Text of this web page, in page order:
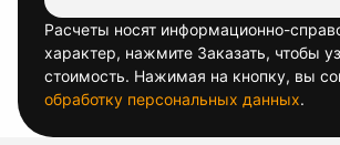
Расчеты носят информационно-
характер, нажмите Заказать, чтобы
стоимость. Нажимая на кнопку, вы
обработку персональных данных.